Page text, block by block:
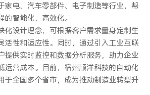
家电、汽车零部件、电子制造等行业，帮
智能化、高效化。
化设计理念，可根据客户需求量身定制生
活性和适应性。同时，通过引入工业互联
提供实时监控和数据分析服务，助力企业
运营成本。目前，宿州顺洋科技的自动化
于全国多个省市，成为推动制造业转型升